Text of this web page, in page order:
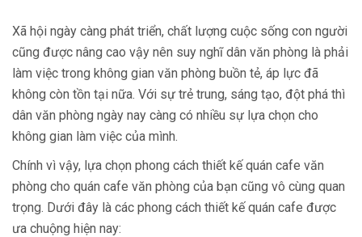
Xã hội ngày càng phát triển, chất lượng cuộc sống con người
cũng được nâng cao vậy nên suy nghĩ dân văn phòng là phải
làm việc trong không gian văn phòng buồn tẻ, áp lực đã
không còn tồn tại nữa. Với sự trẻ trung, sáng tạo, đột phá thì
dân văn phòng ngày nay càng có nhiều sự lựa chọn cho
không gian làm việc của mình.
Chính vì vậy, lựa chọn phong cách thiết kế quán cafe văn
phòng cho quán cafe văn phòng của bạn cũng vô cùng quan
trọng. Dưới đây là các phong cách thiết kế quán cafe được
ưa chuộng hiện nay: